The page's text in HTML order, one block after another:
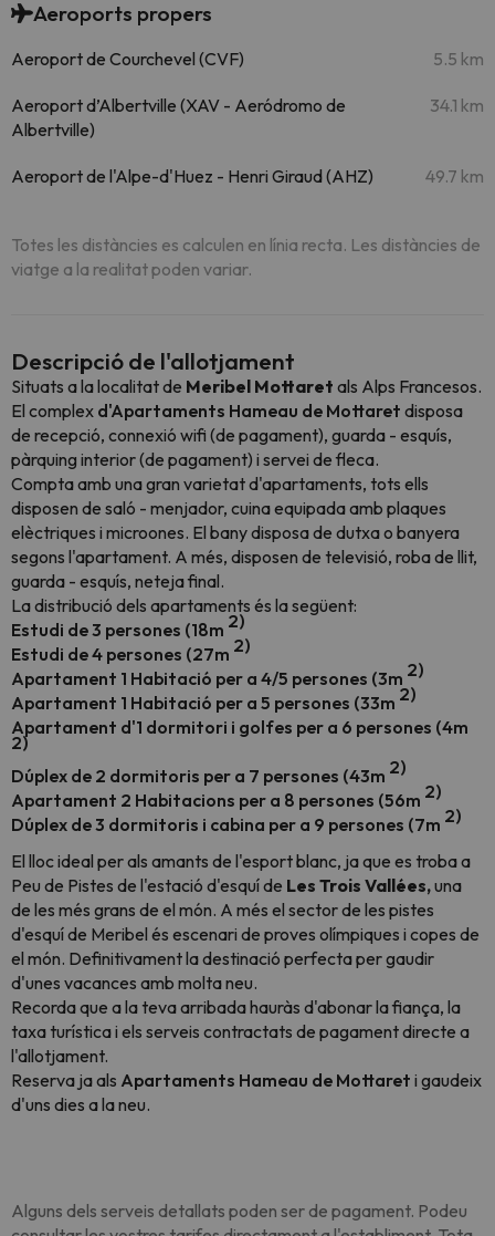
Aeroports propers
Aeroport de Courchevel (CVF) 5.5 km
Aeroport d’Albertville (XAV - Aeródromo de
Albertville)
34.1 km
Aeroport de l'Alpe-d'Huez - Henri Giraud (AHZ) 49.7 km
Totes les distàncies es calculen en línia recta. Les distàncies de
viatge a la realitat poden variar.
Descripció de l'allotjament
Situats a la localitat de Meribel Mottaret als Alps Francesos.
El complex d'Apartaments Hameau de Mottaret disposa
de recepció, connexió wifi (de pagament), guarda - esquís,
pàrquing interior (de pagament) i servei de fleca.
Compta amb una gran varietat d'apartaments, tots ells
disposen de saló - menjador, cuina equipada amb plaques
elèctriques i microones. El bany disposa de dutxa o banyera
segons l'apartament. A més, disposen de televisió, roba de llit,
guarda - esquís, neteja final.
La distribució dels apartaments és la següent:
Estudi de 3 persones (18m 2)
Estudi de 4 persones (27m 2)
Apartament 1 Habitació per a 4/5 persones (3m 2)
Apartament 1 Habitació per a 5 persones (33m 2)
Apartament d'1 dormitori i golfes per a 6 persones (4m
2)
Dúplex de 2 dormitoris per a 7 persones (43m 2)
Apartament 2 Habitacions per a 8 persones (56m 2)
Dúplex de 3 dormitoris i cabina per a 9 persones (7m 2)
El lloc ideal per als amants de l'esport blanc, ja que es troba a
Peu de Pistes de l'estació d'esquí de Les Trois Vallées,una
de les més grans de el món. A més el sector de les pistes
d'esquí de Meribel és escenari de proves olímpiques i copes de
el món. Definitivament la destinació perfecta per gaudir
d'unes vacances amb molta neu.
Recorda que a la teva arribada hauràs d'abonar la fiança, la
taxa turística i els serveis contractats de pagament directe a
l'allotjament.
Reserva ja als Apartaments Hameau de Mottaret i gaudeix
d'uns dies a la neu.
Alguns dels serveis detallats poden ser de pagament. Podeu